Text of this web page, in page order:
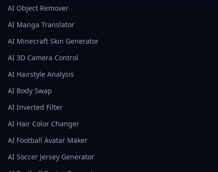
AI Object Remover
AI Manga Translator
AI Minecraft Skin Generator
AI 3D Camera Control
AI Hairstyle Analysis
AI Body Swap
AI Inverted Filter
AI Hair Color Changer
AI Football Avatar Maker
AI Soccer Jersey Generator